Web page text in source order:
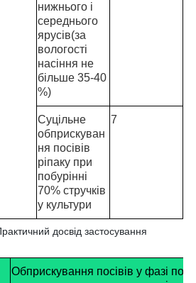
нижнього і
середнього
ярусів(за
вологості
насіння не
більше 35-40
%)
Суцільне
обприскуван
ня посівів
ріпаку при
побурінні
70% стручків
у культури
7
досвід застосування
Обприскування посівів у фазі